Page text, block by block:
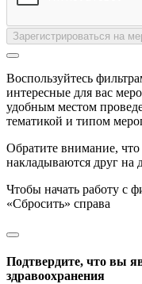
Зарегистрироваться на
Воспользуйтесь
интересные для вас
удобным местом
тематикой и типом
Обратите внимание,
накладываются друг на
Чтобы начать работу с
«Сбросить» справа
Подтвердите, что вы
здравоохранения